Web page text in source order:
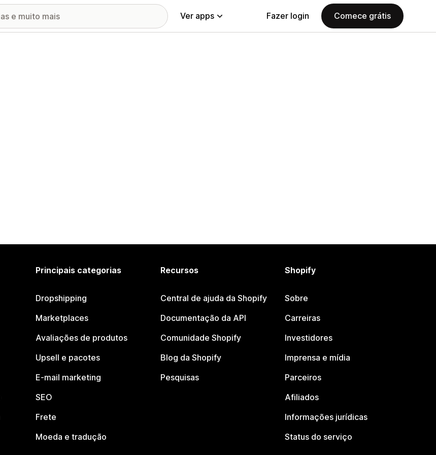
Ver apps Fazer login Comece grátis
Principais categorias
Dropshipping
Marketplaces
Avaliações de produtos
Upsell e pacotes
E-mail marketing
SEO
Frete
Moeda e tradução
Recursos
Central de ajuda da Shopify
Documentação da API
Comunidade Shopify
Blog da Shopify
Pesquisas
Shopify
Sobre
Carreiras
Investidores
Imprensa e mídia
Parceiros
Afiliados
Informações jurídicas
Status do serviço